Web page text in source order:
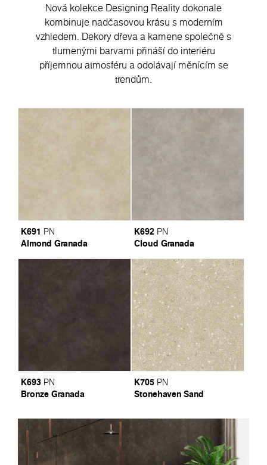
Nová kolekce Designing Reality dokonale
kombinuje nadčasovou krásu s moderním
vzhledem. Dekory dřeva a kamene společně s
tlumenými barvami přináší do interiéru
příjemnou atmosféru a odolávají měnícím se
trendům.
K691 PN
Almond Granada
K692 PN
Cloud Granada
K693 PN
Bronze Granada
K705 PN
Stonehaven Sand